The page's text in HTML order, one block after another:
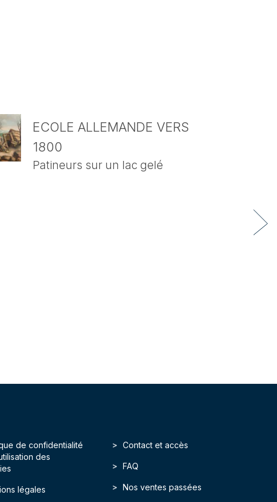
ECOLE ALLEMANDE VERS
1800
Patineurs sur un lac gelé
de confidentialité
des
légales
Contact et accès
FAQ
Nos ventes passées